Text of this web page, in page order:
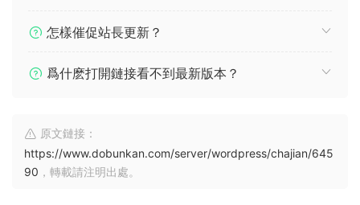
怎樣催促站長更新？
爲什麽打開鏈接看不到最新版本？
原文鏈接：
https://www.dobunkan.com/server/wordpress/chajian/645
90 ，轉載請注明出處。